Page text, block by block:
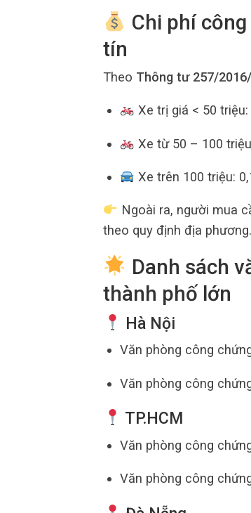
Chi phí
tín
Theo Thông tư 257/
Xe trị giá < 50 triệu:
Xe từ 50 – 100
Xe trên 100 triệu:
Ngoài ra, người mua
theo quy định địa phương.
Danh sách
thành phố lớn
Hà Nội
Văn phòng công
Văn phòng công
TP.HCM
Văn phòng công
Văn phòng công